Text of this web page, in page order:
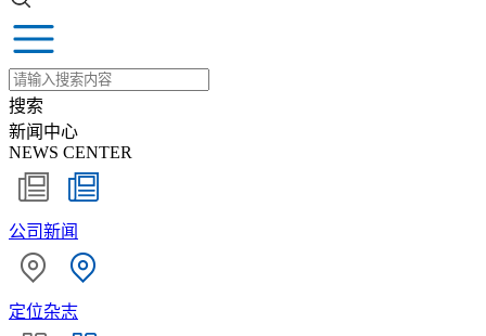
搜索
新闻中心
NEWS CENTER
公司新闻
定位杂志